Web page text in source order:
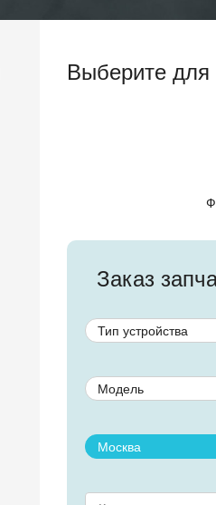
Выберите для
Заказ
Тип устройства
Модель
Москва